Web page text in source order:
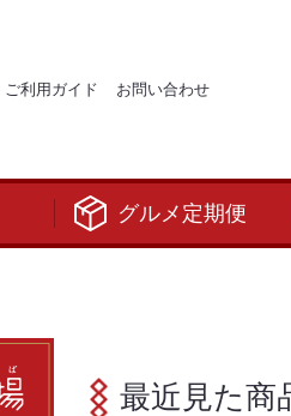
ご利用ガイド お問い合わせ
グルメ定期便
最近見た商